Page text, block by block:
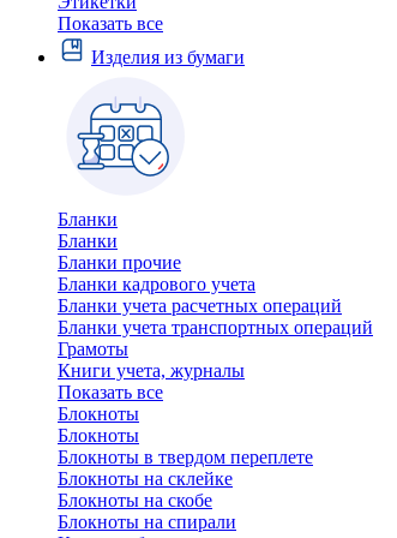
Показать все
Изделия из бумаги
Бланки
Бланки
Бланки прочие
Бланки кадрового учета
Бланки учета расчетных операций
Бланки учета транспортных операций
Грамоты
Книги учета, журналы
Показать все
Блокноты
Блокноты
Блокноты в твердом переплете
Блокноты на склейке
Блокноты на скобе
Блокноты на спирали